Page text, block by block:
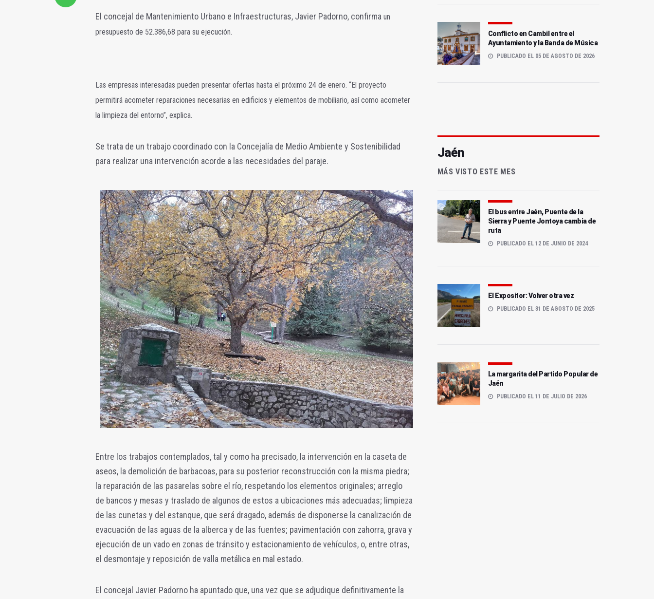
El concejal de Mantenimiento Urbano e Infraestructuras, Javier Padorno, confirma un
presupuesto de 52.386,68 para su ejecución.
Las empresas interesadas pueden presentar ofertas hasta el próximo 24 de enero. “El proyecto
permitirá acometer reparaciones necesarias en edificios y elementos de mobiliario, así como acometer
la limpieza del entorno”, explica.
Se trata de un trabajo coordinado con la Concejalía de Medio Ambiente y Sostenibilidad
para realizar una intervención acorde a las necesidades del paraje.
Entre los trabajos contemplados, tal y como ha precisado, la intervención en la caseta de
aseos, la demolición de barbacoas, para su posterior reconstrucción con la misma piedra;
la reparación de las pasarelas sobre el río, respetando los elementos originales; arreglo
de bancos y mesas y traslado de algunos de estos a ubicaciones más adecuadas; limpieza
de las cunetas y del estanque, que será dragado, además de disponerse la canalización de
evacuación de las aguas de la alberca y de las fuentes; pavimentación con zahorra, grava y
ejecución de un vado en zonas de tránsito y estacionamiento de vehículos, o, entre otras,
el desmontaje y reposición de valla metálica en mal estado.
El concejal Javier Padorno ha apuntado que, una vez que se adjudique definitivamente la
Conflicto en Cambil entre el
Ayuntamiento y la Banda de Música
PUBLICADO EL 05 DE AGOSTO DE 2026
Jaén
MÁS VISTO ESTE MES
El bus entre Jaén, Puente de la
Sierra y Puente Jontoya cambia de
ruta
PUBLICADO EL 12 DE JUNIO DE 2024
El Expositor: Volver otra vez
PUBLICADO EL 31 DE AGOSTO DE 2025
La margarita del Partido Popular de
Jaén
PUBLICADO EL 11 DE JULIO DE 2026